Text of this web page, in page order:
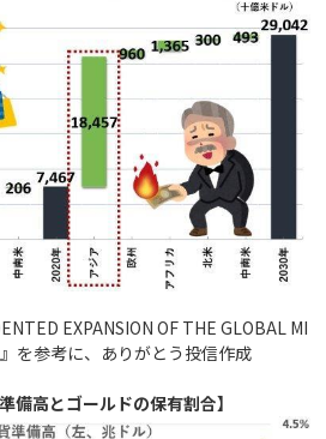
EXPANSION OF THE GLOBAL MI
を参考に、ありがとう投信作成
備高とゴールドの保有割合】